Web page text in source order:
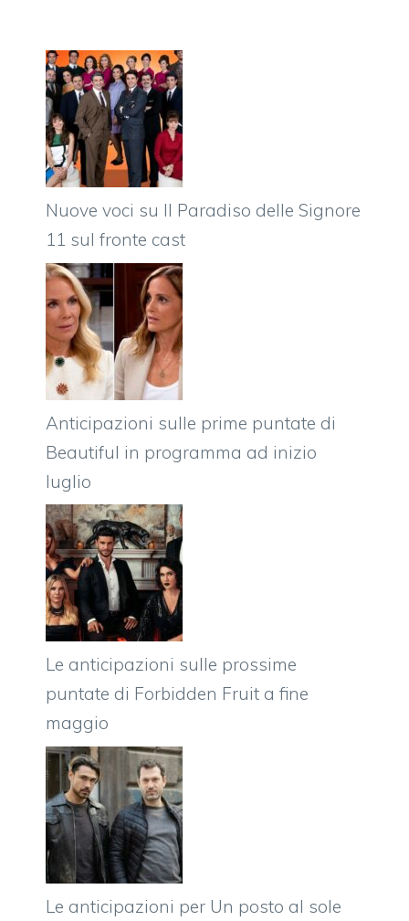
Nuove voci su Il Paradiso delle Signore
11 sul fronte cast
Anticipazioni sulle prime puntate di
Beautiful in programma ad inizio
luglio
Le anticipazioni sulle prossime
puntate di Forbidden Fruit a fine
maggio
Le anticipazioni per Un posto al sole